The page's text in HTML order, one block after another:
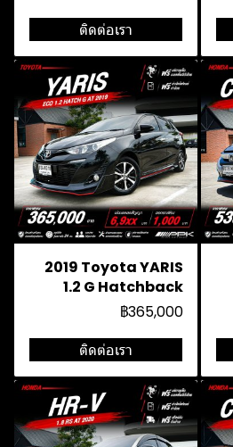
ติดต่อเรา
2019 Toyota YARIS
1.2 G Hatchback
฿365,000
ติดต่อเรา